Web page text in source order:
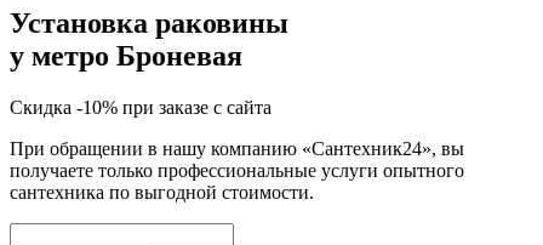
Установка раковины
у метро Броневая
Скидка -10% при заказе с сайта
При обращении в нашу компанию «Сантехник24», вы
получаете только профессиональные услуги опытного
сантехника по выгодной стоимости.